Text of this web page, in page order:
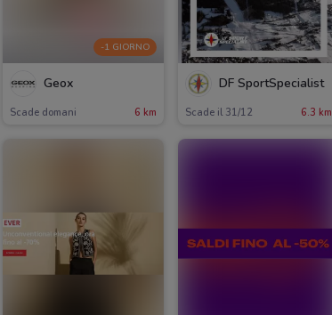
-1 GIORNO
Geox
Scade domani 6 km
DF SportSpecialist
Scade il 31/12 6.3 km